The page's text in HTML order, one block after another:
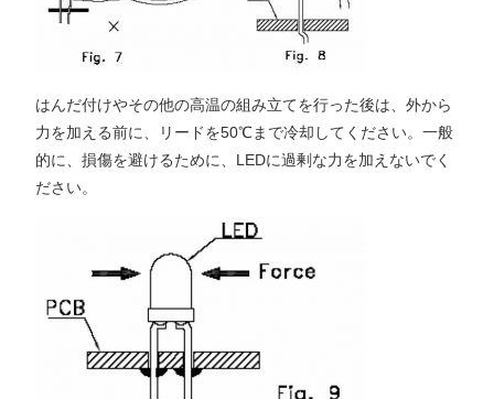
はんだ付けやその他の高温の組み立てを行った後は、外から
力を加える前に、リードを50℃まで冷却してください。一般
的に、損傷を避けるために、LEDに過剰な力を加えないでく
ださい。